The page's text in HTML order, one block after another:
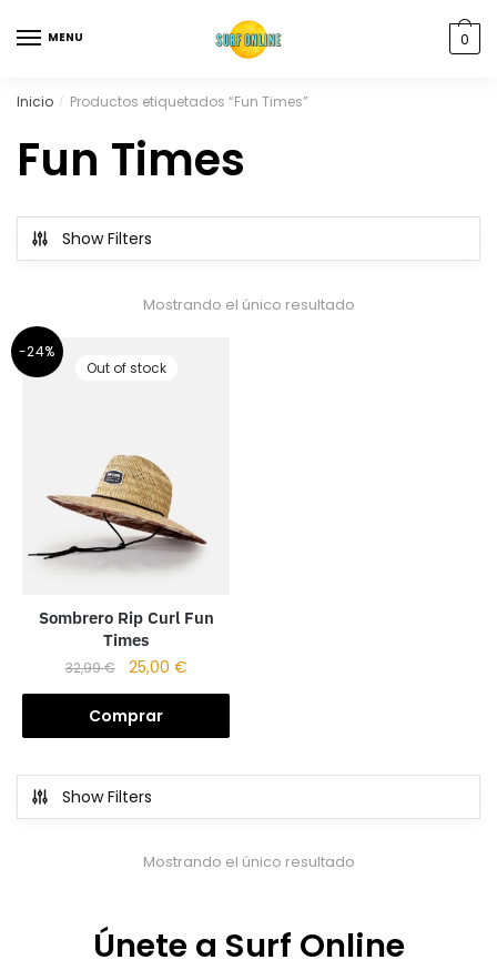
MENU 0
Inicio / Productos etiquetados “Fun Times”
Fun Times
Show Filters
Mostrando el único resultado
-24%
Out of stock
Sombrero Rip Curl Fun
Times
32,99€ 25,00 €
Comprar
Show Filters
Mostrando el único resultado
Únete a Surf Online